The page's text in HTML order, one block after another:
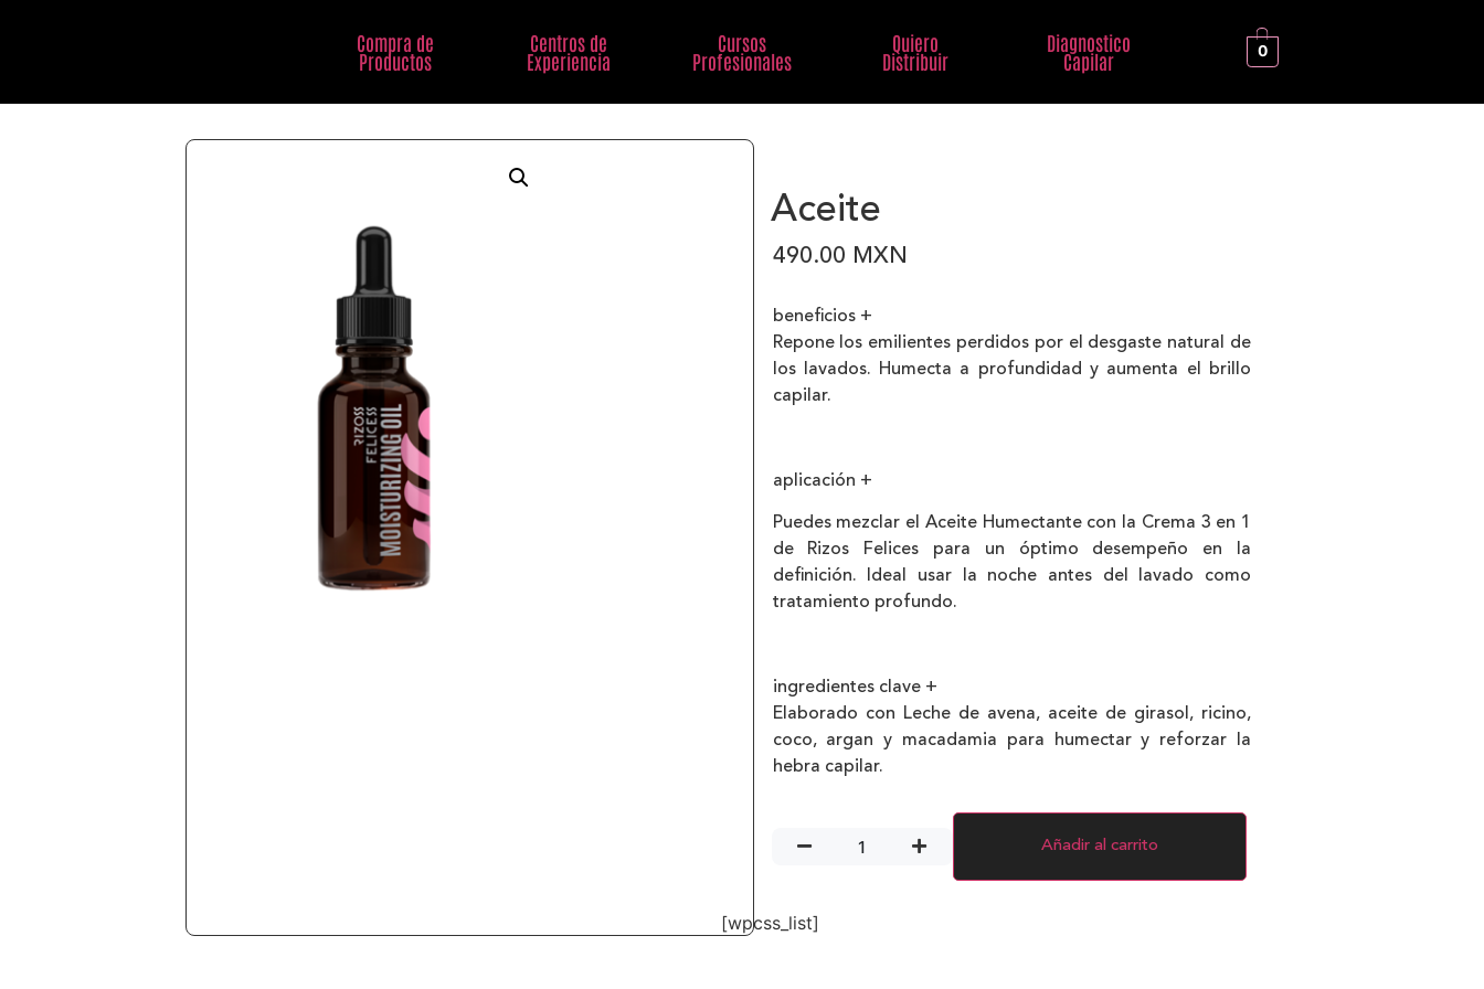
Compra de
Productos
Centros de
Experiencia
Cursos
Profesionales
Quiero
Distribuir
Diagnostico
Capilar 0
Aceite
490.00 MXN
beneficios +
Repone los emilientes perdidos por el desgaste natural de
los lavados. Humecta a profundidad y aumenta el brillo
capilar.
aplicación +
Puedes mezclar el Aceite Humectante con la Crema 3 en 1
de Rizos Felices para un óptimo desempeño en la
definición. Ideal usar la noche antes del lavado como
tratamiento profundo.
ingredientes clave +
Elaborado con Leche de avena, aceite de girasol, ricino,
coco, argan y macadamia para humectar y reforzar la
hebra capilar.
Añadir al carrito
[wpcss_list]